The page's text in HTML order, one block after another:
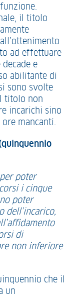
il titolo
ad effettuare
e
abilitante di
sono svolte
titolo non
incarichi sino
mancanti.
per poter
i cinque
poter
dell’incarico,
di
non inferiore
che il
un